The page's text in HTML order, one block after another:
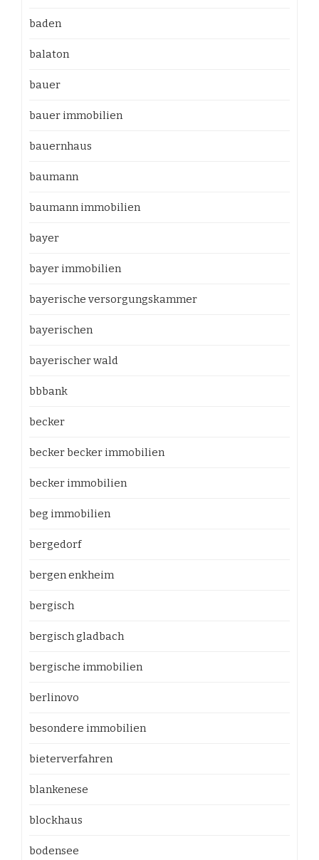
baden
balaton
bauer
bauer immobilien
bauernhaus
baumann
baumann immobilien
bayer
bayer immobilien
bayerische versorgungskammer
bayerischen
bayerischer wald
bbbank
becker
becker becker immobilien
becker immobilien
beg immobilien
bergedorf
bergen enkheim
bergisch
bergisch gladbach
bergische immobilien
berlinovo
besondere immobilien
bieterverfahren
blankenese
blockhaus
bodensee